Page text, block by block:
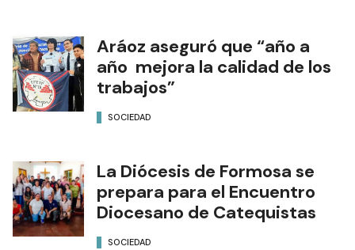
Aráoz aseguró que “año a
año mejora la calidad de los
trabajos”
SOCIEDAD
La Diócesis de Formosa se
prepara para el Encuentro
Diocesano de Catequistas
SOCIEDAD